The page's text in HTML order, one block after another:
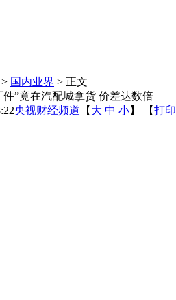
> 国内业界 > 正文
件”竟在汽配城拿货 价差达数倍
央视财经频道 【 大 中 小】 【打印